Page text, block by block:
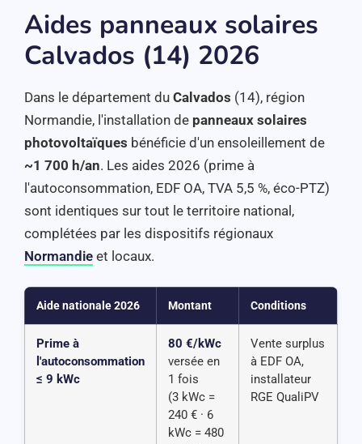
Aides panneaux solaires
Calvados (14) 2026
Dans le département du Calvados (14), région
Normandie, l'installation de panneaux solaires
photovoltaïques bénéficie d'un ensoleillement de
~1 700 h/an. Les aides 2026 (prime à
l'autoconsommation, EDF OA, TVA 5,5 %, éco-PTZ)
sont identiques sur tout le territoire national,
complétées par les dispositifs régionaux
Normandie et locaux.
Aide nationale 2026 Montant Conditions
Prime à
l'autoconsommation
≤ 9 kWc
80 €/kWc
versée en
1 fois
(3 kWc =
240 € · 6
kWc = 480
Vente surplus
à EDF OA,
installateur
RGE QualiPV